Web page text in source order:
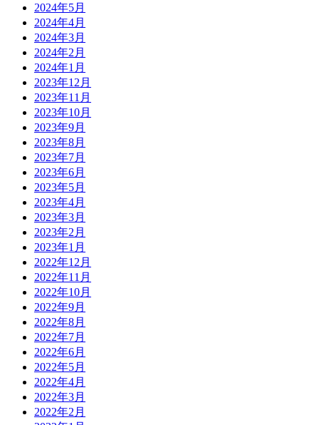
2024年5月
2024年4月
2024年3月
2024年2月
2024年1月
2023年12月
2023年11月
2023年10月
2023年9月
2023年8月
2023年7月
2023年6月
2023年5月
2023年4月
2023年3月
2023年2月
2023年1月
2022年12月
2022年11月
2022年10月
2022年9月
2022年8月
2022年7月
2022年6月
2022年5月
2022年4月
2022年3月
2022年2月